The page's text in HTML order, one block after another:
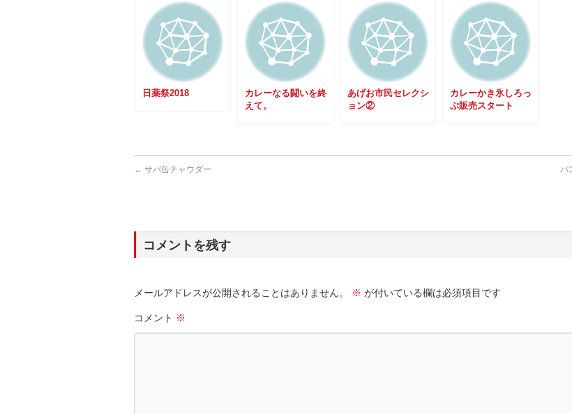
日薬祭2018
カレーなる闘いを終
えて。
あげお市民セレクシ
ョン②
カレーかき氷しろっ
ぷ販売スタート
← サバ缶チャウダー パ
コメントを残す
メールアドレスが公開されることはありません。 ※ が付いている欄は必須項目です
コメント ※